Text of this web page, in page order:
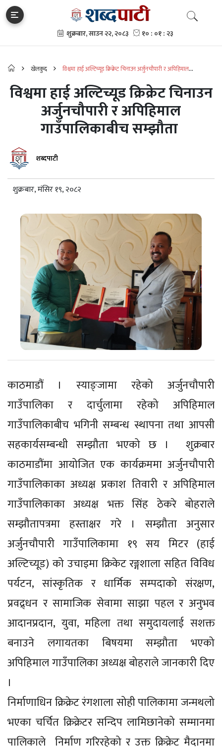
खेलकुद
विश्वमा हाई अल्टिच्यूड क्रिक्रेट चिनाउन अर्जुनचौपारी र अपिहिमाल
गाउँपालिकाबीच सम्झौता
विश्वमा हाई अल्टिच्यूड क्रिक्रेट चिनाउन
अर्जुनचौपारी र अपिहिमाल
गाउँपालिकाबीच सम्झौता
शब्दपाटी
शुक्रबार, मंसिर १९, २०८२
काठमाडौं । स्याङ्जामा रहेको अर्जुनचौपारी
गाउँपालिका र दार्चुलामा रहेको अपिहिमाल
गाउँपालिकाबीच भगिनी सम्बन्ध स्थापना तथा आपसी
सहकार्यसम्बन्धी सम्झौता भएको छ । शुक्रबार
काठमाडौंमा आयोजित एक कार्यक्रममा अर्जुनचौपारी
गाउँपालिकाका अध्यक्ष प्रकाश तिवारी र अपिहिमाल
गाउँपालिकाका अध्यक्ष भक्त सिंह ठेकरे बोहराले
सम्झौतापत्रमा हस्ताक्षर गरे । सम्झौता अनुसार
अर्जुनचौपारी गाउँपालिकामा १९ सय मिटर (हाई
अल्टिच्यूड) को उचाइमा क्रिकेट रङ्गशाला सहित विविध
पर्यटन, सांस्कृतिक र धार्मिक सम्पदाको संरक्षण,
प्रवद्र्धन र सामाजिक सेवामा साझा पहल र अनुभव
आदानप्रदान, युवा, महिला तथा समुदायलाई सशक्त
बनाउने लगायतका बिषयमा सम्झौता भएको
अपिहिमाल गाउँपालिका अध्यक्ष बोहराले जानकारी दिए
।
निर्माणाधिन क्रिक्रेट रंगशाला सोही पालिकामा जन्मथलो
भएका चर्चित क्रिक्रेटर सन्दिप लामिछानेको सम्मानमा
पालिकाले निर्माण गरिरहेको र उक्त क्रिक्रेट मैदानमा